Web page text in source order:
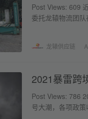
Post Views: 609
委托龙辕物流团
龙辕供应链
2021暴雷跨
Post Views: 786
号大潮，各项政